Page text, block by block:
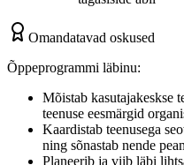
Omandatavad oskused
Õppeprogrammi läbinu:
Mõistab kasutajakeskse
teenuse eesmärgid
Kaardistab teenusega
ning sõnastab nende
Planeerib ja viib läbi